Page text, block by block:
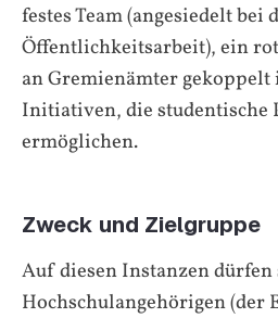
festes Team (angesiedelt bei
Öffentlichkeitsarbeit), ein
an Gremienämter gekoppelt
Initiativen, die
ermöglichen.
Zweck und Zielgruppe
Auf diesen Instanzen dürfen
Hochschulangehörigen (der